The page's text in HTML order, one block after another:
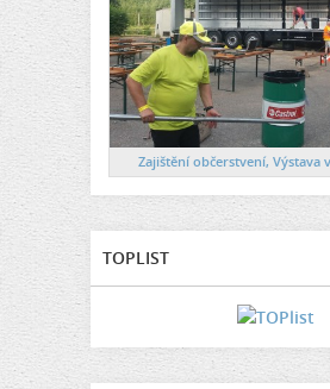
Zajištění občerstvení, Výstava
TOPLIST